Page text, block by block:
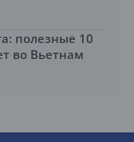
полезные 10
во Вьетнам